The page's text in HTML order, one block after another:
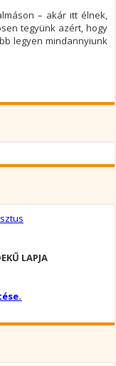
– akár itt élnek,
tegyünk azért, hogy
legyen mindannyiunk
LAPJA